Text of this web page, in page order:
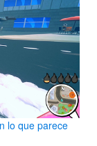
lo que parece